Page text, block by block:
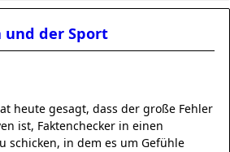
und der Sport
heute gesagt, dass der große Fehler
ist, Faktenchecker in einen
schicken, in dem es um Gefühle